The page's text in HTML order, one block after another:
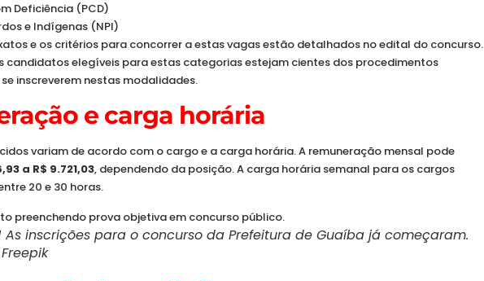
Deficiência (PCD)
e Indígenas (NPI)
e os critérios para concorrer a estas vagas estão detalhados no edital do concurso.
candidatos elegíveis para estas categorias estejam cientes dos procedimentos
inscreverem nestas modalidades.
e carga horária
variam de acordo com o cargo e a carga horária. A remuneração mensal pode
a R$ 9.721,03, dependendo da posição. A carga horária semanal para os cargos
20 e 30 horas.
As inscrições para o concurso da Prefeitura de Guaíba já começaram.